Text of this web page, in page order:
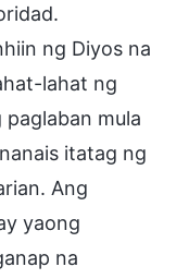
ng Diyos na
lahat ng
mula
itatag ng
Ang
yaong
na